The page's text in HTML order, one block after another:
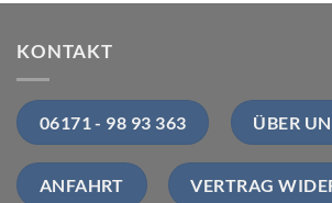
KONTAKT
06171 - 98 93 363 ÜBER
ANFAHRT VERTRAG